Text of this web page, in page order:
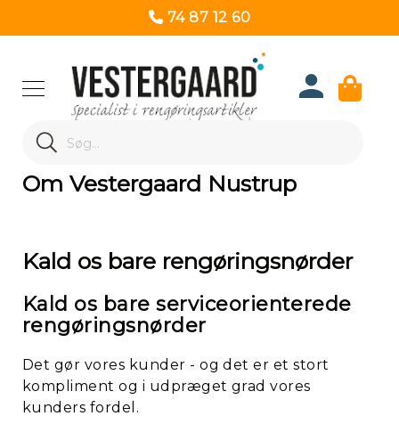
74 87 12 60
Search
Search
Om Vestergaard Nustrup
Kald os bare rengøringsnørder
Kald os bare serviceorienterede
rengøringsnørder
Det gør vores kunder - og det er et stort
kompliment og i udpræget grad vores
kunders fordel.